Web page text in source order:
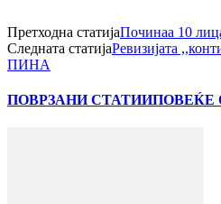
Претходна статијаПочинаа 10
Следната статијаРевизијата
ПИНА
ПОВРЗАНИ СТАТИИПОВЕЌЕ